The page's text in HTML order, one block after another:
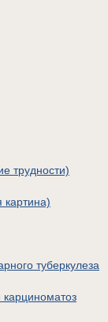
трудности)
картина)
туберкулеза